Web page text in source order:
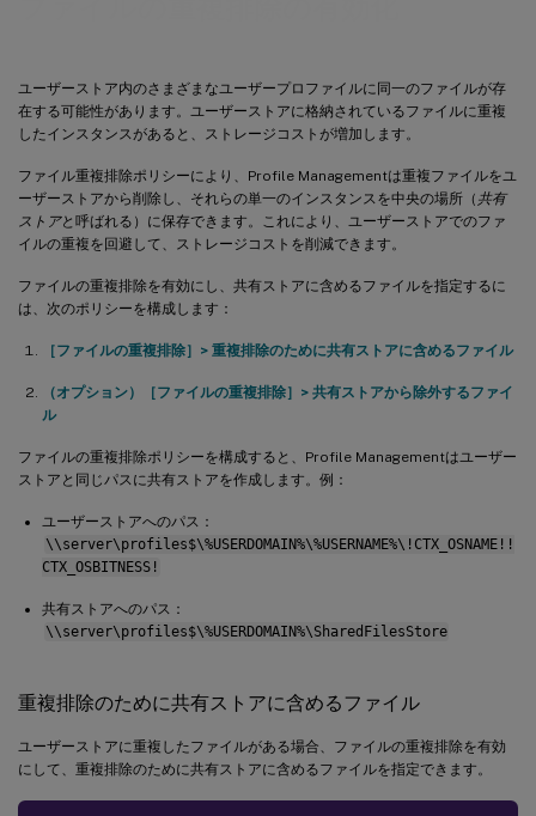
ユーザーストア内のさまざまなユーザープロファイルに同一のファイルが存
在する可能性があります。ユーザーストアに格納されているファイルに重複
したインスタンスがあると、ストレージコストが増加します。
ファイル重複排除ポリシーにより、Profile Managementは重複ファイルをユ
ーザーストアから削除し、それらの単一のインスタンスを中央の場所（ 共有
ストアと呼ばれる）に保存できます。これにより、ユーザーストアでのファ
イルの重複を回避して、ストレージコストを削減できます。
ファイルの重複排除を有効にし、共有ストアに含めるファイルを指定するに
は、次のポリシーを構成します：
［ファイルの重複排除］> 重複排除のために共有ストアに含めるファイル
（オプション）
［ファイルの重複排除］> 共有ストアから除外するファイ
ル
ファイルの重複排除ポリシーを構成すると、Profile Managementはユーザー
ストアと同じパスに共有ストアを作成します。例：
ユーザーストアへのパス：
\\server\profiles$\%USERDOMAIN%\%USERNAME%\!CTX_OSNAME!!
CTX_OSBITNESS!
共有ストアへのパス：
\\server\profiles$\%USERDOMAIN%\SharedFilesStore
重複排除のために共有ストアに含めるファイル
ユーザーストアに重複したファイルがある場合、ファイルの重複排除を有効
にして、重複排除のために共有ストアに含めるファイルを指定できます。